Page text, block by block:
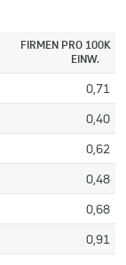
FIRMEN PRO 100K
EINW.
0,71
0,40
0,62
0,48
0,68
0,91